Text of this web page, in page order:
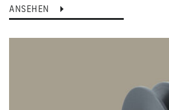
ANSEHEN